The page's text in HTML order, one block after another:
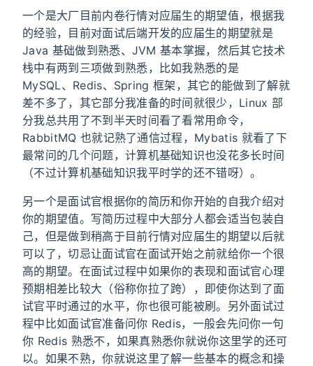
一个是大厂目前内卷行情对应届生的期望值，根据我
的经验，目前对面试后端开发的应届生的期望就是
Java 基础做到熟悉、JVM 基本掌握，然后其它技术
栈中有两到三项做到熟悉，比如我熟悉的是
MySQL、Redis、Spring 框架，其它的能做到了解就
差不多了，其它部分我准备的时间就很少，Linux 部
分我总共用了不到半天时间看了看常用命令，
RabbitMQ 也就记熟了通信过程，Mybatis 就看了下
最常问的几个问题，计算机基础知识也没花多长时间
（不过计算机基础知识我平时学的还不错呀）。
另一个是面试官根据你的简历和你开始的自我介绍对
你的期望值。写简历过程中大部分人都会适当包装自
己，但是做到稍高于目前行情对应届生的期望以后就
可以了，切忌让面试官在面试开始之前就给你一个很
高的期望。在面试过程中如果你的表现和面试官心理
预期相差比较大（俗称你拉了跨），即使你达到了面
试官平时通过的水平，你也很可能被刷。另外面试过
程中比如面试官准备问你 Redis，一般会先问你一句
你 Redis 熟悉不，如果真熟悉你就说你这里学的还可
以。如果不熟，你就说这里了解一些基本的概念和操